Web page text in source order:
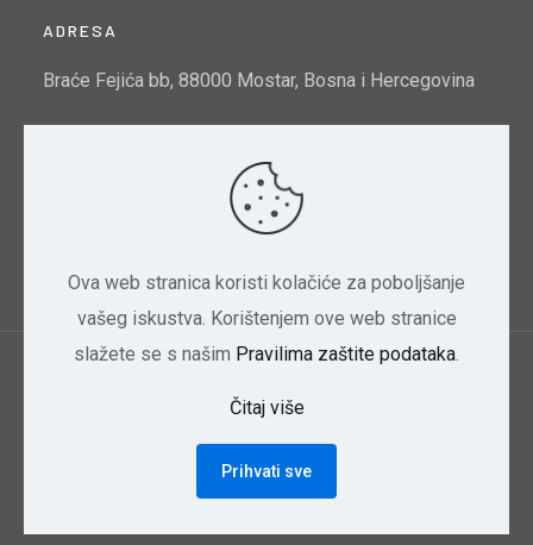
ADRESA
Braće Fejića bb, 88000 Mostar, Bosna i Hercegovina
Indeks kvalitete zraka u Mostaru:
HNK/HNŽ | 2024 Dizajn CBD
Ova web stranica koristi kolačiće za poboljšanje
vašeg iskustva. Korištenjem ove web stranice
slažete se s našim Pravilima zaštite podataka.
Čitaj više
Prihvati sve